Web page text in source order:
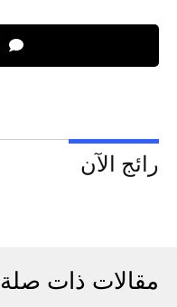
رائج الآن
مقالات ذات صلة